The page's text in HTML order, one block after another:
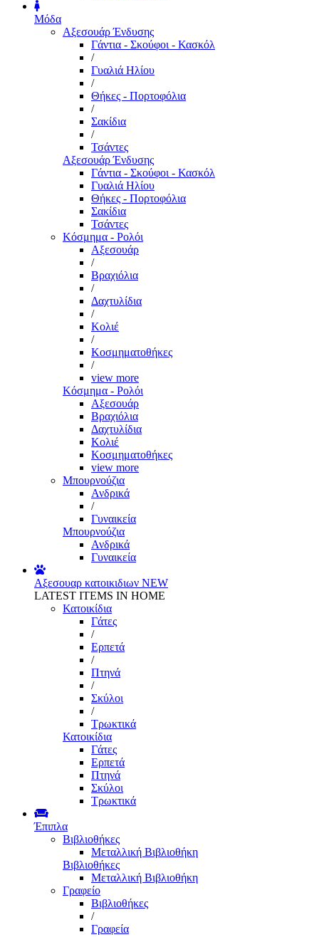
Μόδα
Αξεσουάρ Ένδυσης
Γάντια - Σκούφοι - Κασκόλ
/
Γυαλιά Ηλίου
/
Θήκες - Πορτοφόλια
/
Σακίδια
/
Τσάντες
Αξεσουάρ Ένδυσης
Γάντια - Σκούφοι - Κασκόλ
Γυαλιά Ηλίου
Θήκες - Πορτοφόλια
Σακίδια
Τσάντες
Κόσμημα - Ρολόι
Αξεσουάρ
/
Βραχιόλια
/
Δαχτυλίδια
/
Κολιέ
/
Κοσμηματοθήκες
/
view more
Κόσμημα - Ρολόι
Αξεσουάρ
Βραχιόλια
Δαχτυλίδια
Κολιέ
Κοσμηματοθήκες
view more
Μπουρνούζια
Ανδρικά
/
Γυναικεία
Μπουρνούζια
Ανδρικά
Γυναικεία
Αξεσουαρ κατοικιδιων NEW
LATEST ITEMS IN HOME
Κατοικίδια
Γάτες
/
Ερπετά
/
Πτηνά
/
Σκύλοι
/
Τρωκτικά
Κατοικίδια
Γάτες
Ερπετά
Πτηνά
Σκύλοι
Τρωκτικά
Έπιπλα
Βιβλιοθήκες
Μεταλλική Βιβλιοθήκη
Βιβλιοθήκες
Μεταλλική Βιβλιοθήκη
Γραφείο
Βιβλιοθήκες
/
Γραφεία